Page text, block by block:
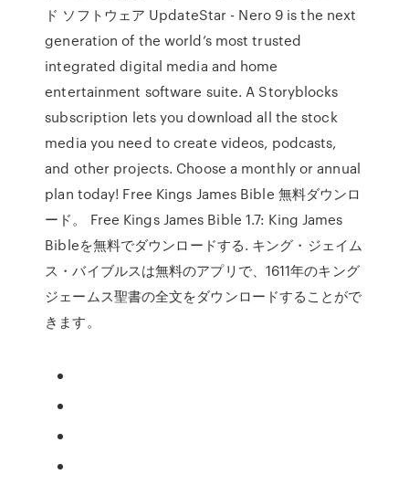
ド ソフトウェア UpdateStar - Nero 9 is the next
generation of the world’s most trusted
integrated digital media and home
entertainment software suite. A Storyblocks
subscription lets you download all the stock
media you need to create videos, podcasts,
and other projects. Choose a monthly or annual
plan today! Free Kings James Bible 無料ダウンロ
ード。 Free Kings James Bible 1.7: King James
Bibleを無料でダウンロードする. キング・ジェイム
ス・バイブルスは無料のアプリで、1611年のキング
ジェームス聖書の全文をダウンロードすることがで
きます。